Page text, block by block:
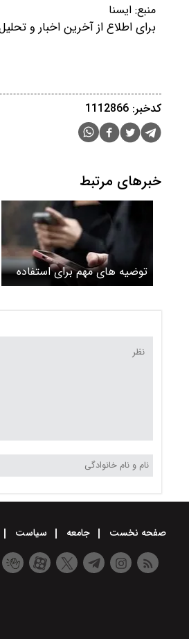
منبع: ایسنا
برای اطلاع از آخرین اخبار و
کدخبر: 1112866
خبرهای مرتبط
توضیه های مهم برای استفاده
از موبایل در مراسم تشییع رهبر
صفحه نخست جامعه سیاست